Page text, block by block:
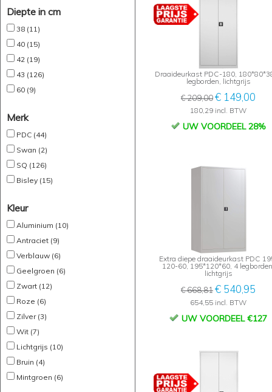
Diepte in cm
38 (11)
40 (15)
42 (19)
43 (126)
60 (9)
Merk
PDC (44)
Swan (2)
SQ (126)
Bisley (15)
Kleur
Aluminium (10)
Antraciet (9)
Verblauw (6)
Geelgroen (6)
Zwart (12)
Roze (6)
Zilver (3)
Wit (7)
Lichtgrijs (10)
Bruin (4)
Mintgroen (6)
Draaideurkast PDC-180,
legborden, lichtgrijs
€ 209,00€ 149,00
180,29 incl. BTW
UW VOORDEEL 28%
Extra diepe draaideurkast PDC
120-60, 195*120*60, 4
lichtgrijs
€ 668,81€ 540,95
654,55 incl. BTW
UW VOORDEEL €127